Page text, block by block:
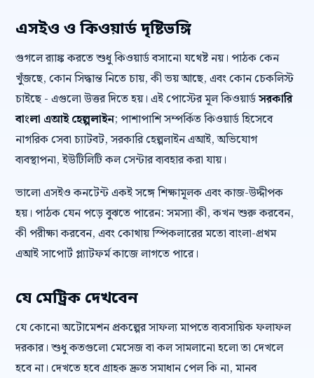
এসইও ও কিওয়ার্ড দৃষ্টিভঙ্গি
গুগলে র‍্যাঙ্ক করতে শুধু কিওয়ার্ড বসানো যথেষ্ট নয়। পাঠক কেন
খুঁজছে, কোন সিদ্ধান্ত নিতে চায়, কী ভয় আছে, এবং কোন চেকলিস্ট
চাইছে - এগুলো উত্তর দিতে হয়। এই পোস্টের মূল কিওয়ার্ডসরকারি
বাংলা এআই হেল্পলাইন; পাশাপাশি সম্পর্কিত কিওয়ার্ড হিসেবে
নাগরিক সেবা চ্যাটবট, সরকারি হেল্পলাইন এআই, অভিযোগ
ব্যবস্থাপনা, ইউটিলিটি কল সেন্টার ব্যবহার করা যায়।
ভালো এসইও কনটেন্ট একই সঙ্গে শিক্ষামূলক এবং কাজ-উদ্দীপক
হয়। পাঠক যেন পড়ে বুঝতে পারেন: সমস্যা কী, কখন শুরু করবেন,
কী পরীক্ষা করবেন, এবং কোথায় স্পিকলারের মতো বাংলা-প্রথম
এআই সাপোর্ট প্ল্যাটফর্ম কাজে লাগতে পারে।
যে মেট্রিক দেখবেন
যে কোনো অটোমেশন প্রকল্পের সাফল্য মাপতে ব্যবসায়িক ফলাফল
দরকার। শুধু কতগুলো মেসেজ বা কল সামলানো হলো তা দেখলে
হবে না। দেখতে হবে গ্রাহক দ্রুত সমাধান পেল কি না, মানব